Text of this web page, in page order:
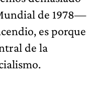
de 1978—
es porque
de la